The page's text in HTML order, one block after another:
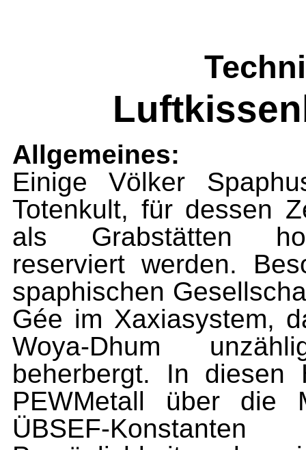
Allgemeines:
Einige Völker
Totenkult, für dessen
als Grabstätten
reserviert werden.
spaphischen
Gée im Xaxiasystem,
Woya-Dhum
beherbergt. In diesen
PEWMetall über die
ÜBSEF-